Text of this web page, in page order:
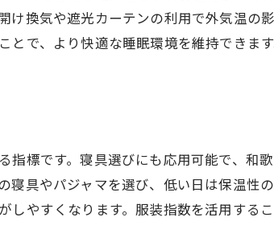
常生活でできる理想的な睡眠環境づくり
換気や遮光カーテンの利用で外気温の
で、より快適な睡眠環境を維持できま
標です。寝具選びにも応用可能で、和
具やパジャマを選び、低い日は保温性
やすくなります。服装指数を活用する